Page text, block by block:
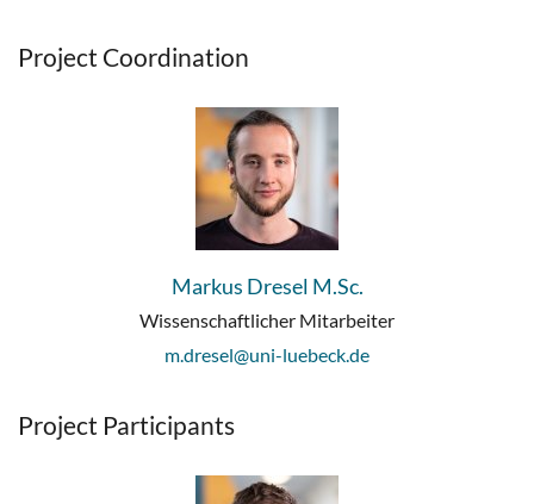
Project Coordination
Markus Dresel M.Sc.
Wissenschaftlicher Mitarbeiter
m.dresel@uni-luebeck.de
Project Participants